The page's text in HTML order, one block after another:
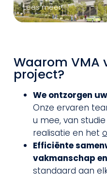
Lees meer
Waarom VMA
project?
We ontzorgen
Onze ervaren
u mee, van
realisatie en het
Efficiënte
vakmanschap
standaard aan